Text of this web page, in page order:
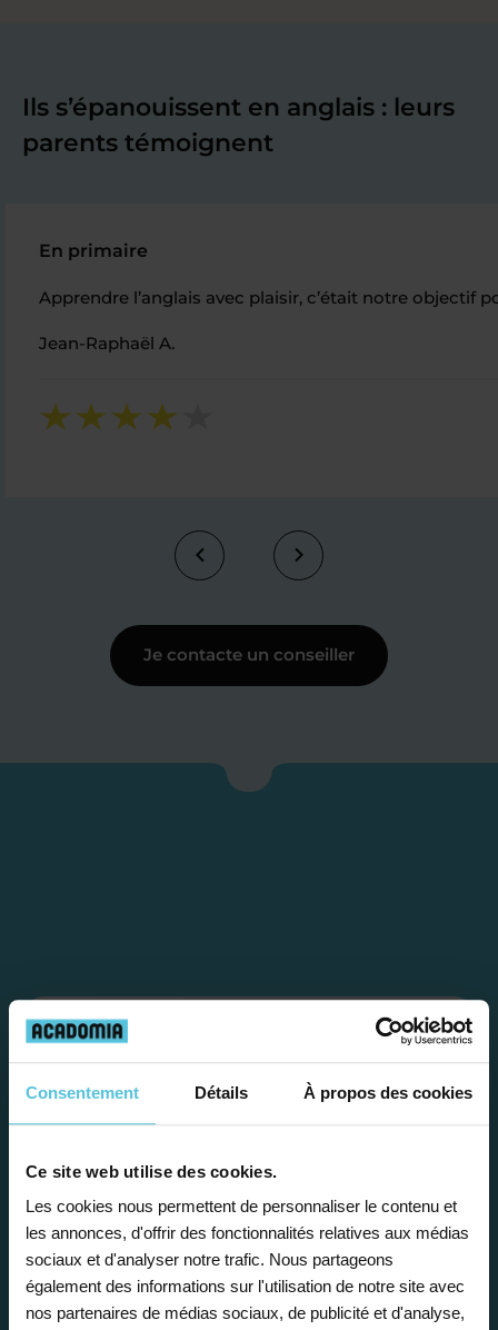
Consentement Détails À propos des cookies
Ce site web utilise des cookies.
Les cookies nous permettent de personnaliser le contenu et
les annonces, d'offrir des fonctionnalités relatives aux médias
sociaux et d'analyser notre trafic. Nous partageons
également des informations sur l'utilisation de notre site avec
nos partenaires de médias sociaux, de publicité et d'analyse,
Ils s’épanouissent en anglais : leurs
parents témoignent
En primaire
Apprendre l’anglais avec plaisir, c’était notre objectif
Jean-Raphaël A.
Je contacte un conseiller
Étape 1
Je vous propose un
bilan personnalisé
Gratuite et sans engagement, une
première étape pour faire le point sur
la situation scolaire de votre enfant, ses
besoins et vous préconiser la solution la